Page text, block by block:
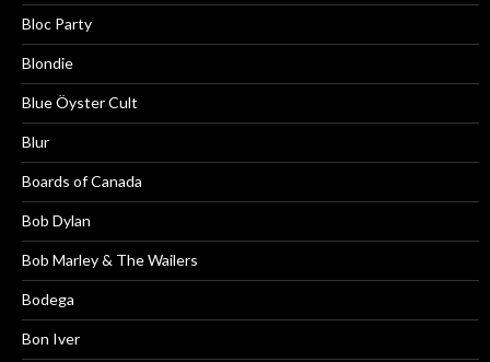
Bloc Party
Blondie
Blue Öyster Cult
Blur
Boards of Canada
Bob Dylan
Bob Marley & The Wailers
Bodega
Bon Iver